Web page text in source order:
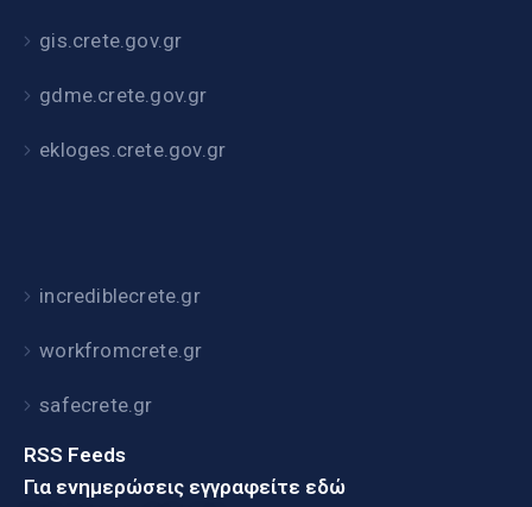
gis.crete.gov.gr
gdme.crete.gov.gr
ekloges.crete.gov.gr
incrediblecrete.gr
workfromcrete.gr
safecrete.gr
RSS Feeds
Για ενημερώσεις εγγραφείτε εδώ